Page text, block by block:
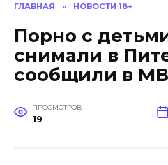
ГЛАВНАЯ » НОВОСТИ 18+
Порно с
снимали в
сообщили в
ПРОСМОТРОВ
19